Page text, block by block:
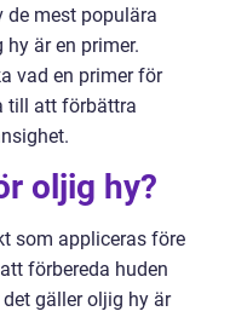
de mest populära
är en primer.
vad en primer för
till att förbättra
oljig hy?
som appliceras före
förbereda huden
gäller oljig hy är